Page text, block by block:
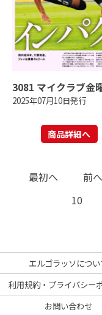
3081 マイクラブ金
2025年07月10日発行
商品詳細へ
最初へ 前へ
10
エルゴラッソについ
利用規約・プライバシー
お問い合わせ